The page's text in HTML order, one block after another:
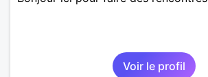
Voir le profil